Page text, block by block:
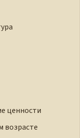
ценности
возрасте